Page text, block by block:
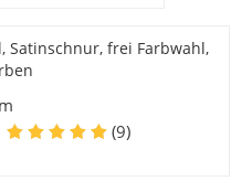
Satinschnur, frei Farbwahl,
(9)